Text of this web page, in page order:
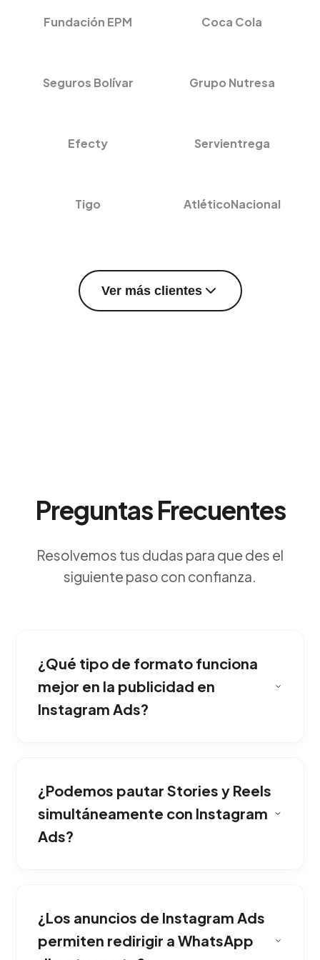
Fundación EPM Coca Cola
Seguros Bolívar Grupo Nutresa
Efecty Servientrega
Tigo AtléticoNacional
Ver más clientes
Preguntas Frecuentes
Resolvemos tus dudas para que des el
siguiente paso con confianza.
¿Qué tipo de formato funciona
mejor en la publicidad en
Instagram Ads?
nivel de interacción inigualable, ideal para
marcas aspiracionales.
¿Podemos pautar Stories y Reels
simultáneamente con Instagram
Ads?
segmentado sin importar la cantidad de
seguidores de la cuenta.
¿Los anuncios de Instagram Ads
permiten redirigir a WhatsApp